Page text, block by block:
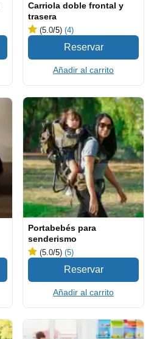
Carriola doble frontal y
trasera
(5.0/5) (4)
Añadir al carrito
Portabebés para
senderismo
(5.0/5) (5)
Añadir al carrito